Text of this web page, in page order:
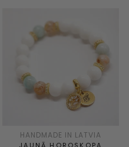
HANDMADE IN LATVIA
JAUNĀ HOROSKOPA